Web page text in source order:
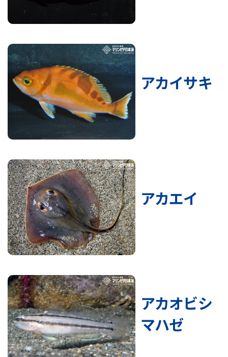
アカイサキ
アカエイ
アカオビシ
マハゼ